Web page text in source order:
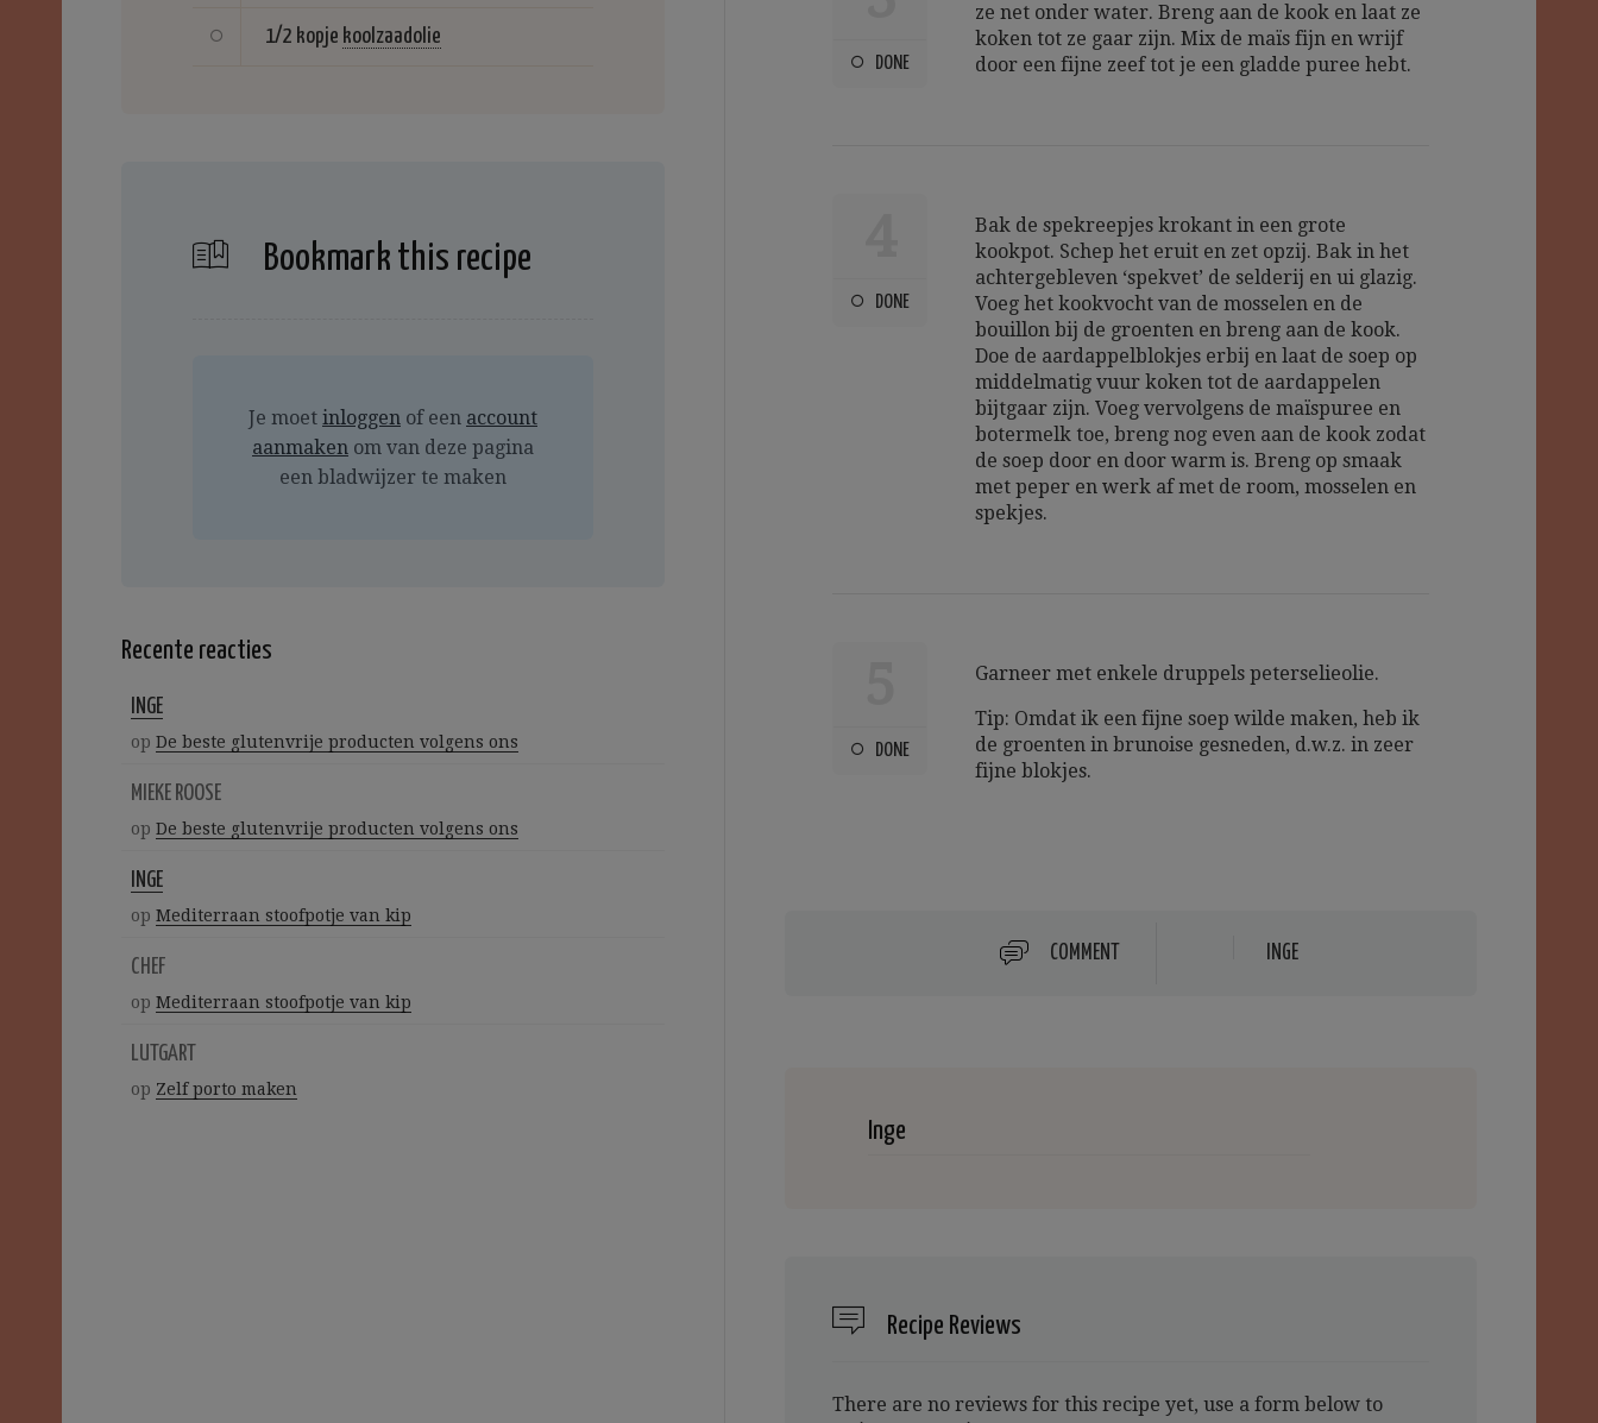
1/2 kopje koolzaadolie
Bookmark this recipe
Je moet inloggen of een account
aanmaken om van deze pagina
een bladwijzer te maken
Recente reacties
INGE
op De beste glutenvrije producten volgens ons
MIEKE ROOSE
op De beste glutenvrije producten volgens ons
INGE
op Mediterraan stoofpotje van kip
CHEF
op Mediterraan stoofpotje van kip
LUTGART
op Zelf porto maken
DONE
ze net onder water. Breng aan de kook en laat ze
koken tot ze gaar zijn. Mix de maïs fijn en wrijf
door een fijne zeef tot je een gladde puree hebt.
DONE
Bak de spekreepjes krokant in een grote
kookpot. Schep het eruit en zet opzij. Bak in het
achtergebleven ‘spekvet’ de selderij en ui glazig.
Voeg het kookvocht van de mosselen en de
bouillon bij de groenten en breng aan de kook.
Doe de aardappelblokjes erbij en laat de soep op
middelmatig vuur koken tot de aardappelen
bijtgaar zijn. Voeg vervolgens de maïspuree en
botermelk toe, breng nog even aan de kook zodat
de soep door en door warm is. Breng op smaak
met peper en werk af met de room, mosselen en
spekjes.
DONE
Garneer met enkele druppels peterselieolie.
Tip: Omdat ik een fijne soep wilde maken, heb ik
de groenten in brunoise gesneden, d.w.z. in zeer
fijne blokjes.
COMMENT INGE
Inge
Recipe Reviews
There are no reviews for this recipe yet, use a form below to